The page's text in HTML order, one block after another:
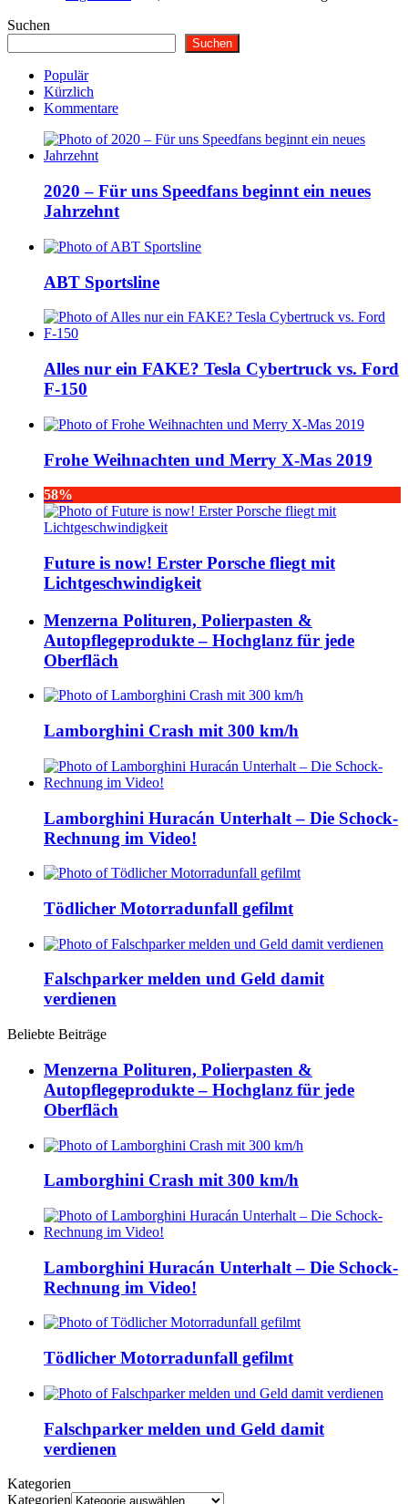
Suchen
Suchen
Populär
Kürzlich
Kommentare
2020 – Für uns Speedfans beginnt ein neues
Jahrzehnt
ABT Sportsline
Alles nur ein FAKE? Tesla Cybertruck vs. Ford
F-150
Frohe Weihnachten und Merry X-Mas 2019
58%
Future is now! Erster Porsche fliegt mit
Lichtgeschwindigkeit
Menzerna Polituren, Polierpasten &
Autopflegeprodukte – Hochglanz für jede
Oberfläch
Lamborghini Crash mit 300 km/h
Lamborghini Huracán Unterhalt – Die Schock-
Rechnung im Video!
Tödlicher Motorradunfall gefilmt
Falschparker melden und Geld damit
verdienen
Beliebte Beiträge
Menzerna Polituren, Polierpasten &
Autopflegeprodukte – Hochglanz für jede
Oberfläch
Lamborghini Crash mit 300 km/h
Lamborghini Huracán Unterhalt – Die Schock-
Rechnung im Video!
Tödlicher Motorradunfall gefilmt
Falschparker melden und Geld damit
verdienen
Kategorien
Kategorien